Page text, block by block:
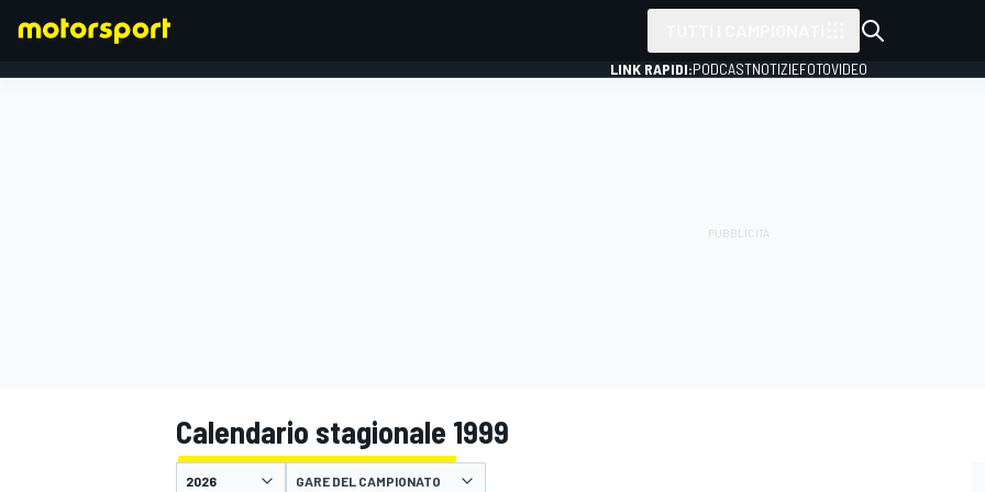
LINK RAPIDI:PODCASTNOTIZIEFOTOVIDEO
Calendario stagionale 1999
GARE DEL CAMPIONATO